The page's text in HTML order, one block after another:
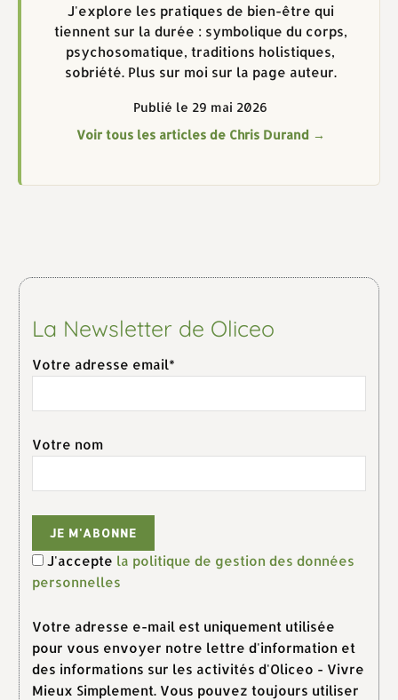
J'explore les pratiques de bien-être qui
tiennent sur la durée : symbolique du corps,
psychosomatique, traditions holistiques,
sobriété. Plus sur moi sur la page auteur.
Publié le 29 mai 2026
Voir tous les articles de Chris Durand →
La Newsletter de Oliceo
Votre adresse email*
Votre nom
J'accepte la politique de gestion des données
personnelles
Votre adresse e-mail est uniquement utilisée
pour vous envoyer notre lettre d'information et
des informations sur les activités d'Oliceo - Vivre
Mieux Simplement. Vous pouvez toujours utiliser